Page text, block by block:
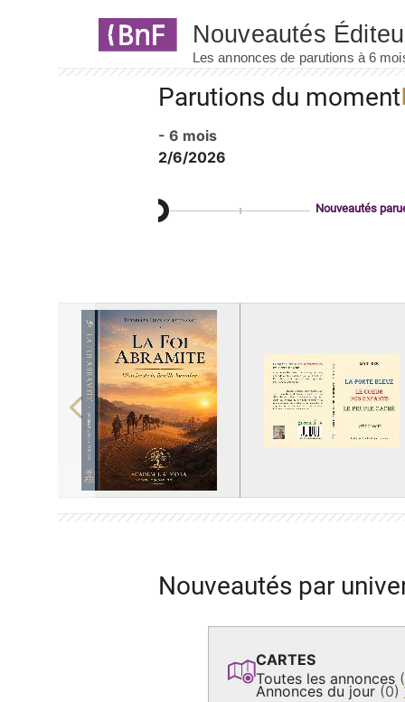
Parutions du moment
- 6 mois
2/6/2026
Nouveautés
Previous
Nouveautés par
CARTES
Toutes les annonces
Annonces du jour (0)